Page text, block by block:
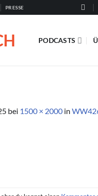
PRESSE
PODCASTS
bei 1500 × 2000 in